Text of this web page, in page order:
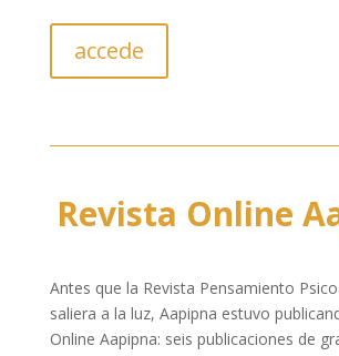
accede
Revista Online
Antes que la Revista Pensamiento
saliera a la luz, Aapipna estuvo
Online Aapipna: seis publicaciones de